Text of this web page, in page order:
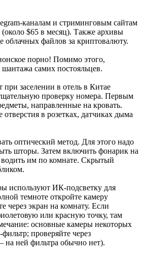
каналам и стриминговым сайтам
(около $65 в месяц). Также архивы
облачных файлов за криптовалюту.
порно! Помимо этого,
самих постояльцев.
заселении в отель в Китае
проверку номера. Первым
направленные на кровать.
в розетках, датчиках дыма
оптический метод. Для этого надо
шторы. Затем включить фонарик на
им по комнате. Скрытый
используют ИК-подсветку для
темноте откройте камеру
через экран на комнату. Если
или красную точку, там
основные камеры некоторых
проверяйте через
ней фильтра обычно нет).